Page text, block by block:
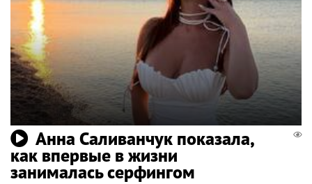
Анна Саливанчук показала,
как впервые в жизни
занималась серфингом